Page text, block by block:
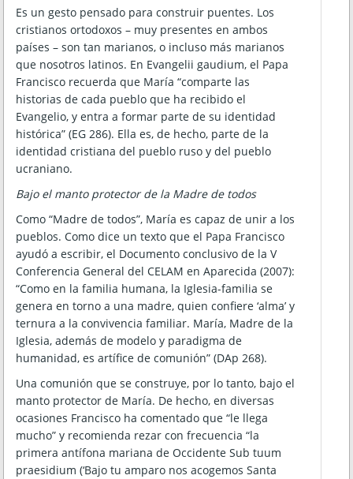
Es un gesto pensado para construir puentes. Los
cristianos ortodoxos – muy presentes en ambos
países – son tan marianos, o incluso más marianos
que nosotros latinos. En Evangelii gaudium, el Papa
Francisco recuerda que María “comparte las
historias de cada pueblo que ha recibido el
Evangelio, y entra a formar parte de su identidad
histórica” (EG 286). Ella es, de hecho, parte de la
identidad cristiana del pueblo ruso y del pueblo
ucraniano.
Bajo el manto protector de la Madre de todos
Como “Madre de todos”, María es capaz de unir a los
pueblos. Como dice un texto que el Papa Francisco
ayudó a escribir, el Documento conclusivo de la V
Conferencia General del CELAM en Aparecida (2007):
“Como en la familia humana, la Iglesia-familia se
genera en torno a una madre, quien confiere ‘alma’ y
ternura a la convivencia familiar. María, Madre de la
Iglesia, además de modelo y paradigma de
humanidad, es artífice de comunión” (DAp 268).
Una comunión que se construye, por lo tanto, bajo el
manto protector de María. De hecho, en diversas
ocasiones Francisco ha comentado que “le llega
mucho” y recomienda rezar con frecuencia “la
primera antífona mariana de Occidente Sub tuum
praesidium (‘Bajo tu amparo nos acogemos Santa